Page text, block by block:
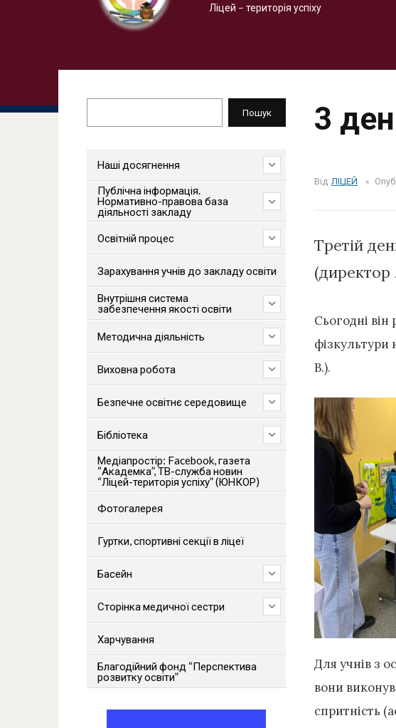
Ліцей – територія успіху
3
Від ЛІЦЕЙ
Третій
(директор
Сьогодні він
фізкультури
В.).
Для учнів з
вони
спритність
Пошук
Наші досягнення
Публічна інформація.
Нормативно-правова база
діяльності закладу
Освітній процес
Зарахування учнів до закладу освіти
Внутрішня система
забезпечення якості освіти
Методична діяльність
Виховна робота
Безпечне освітнє середовище
Бібліотека
Медіапростір: Facebook, газета
“Академка”, ТВ-служба новин
“Ліцей-територія успіху” (ЮНКОР)
Фотогалерея
Гуртки, спортивні секції в ліцеї
Басейн
Сторінка медичної сестри
Харчування
Благодійний фонд “Перспектива
розвитку освіти”